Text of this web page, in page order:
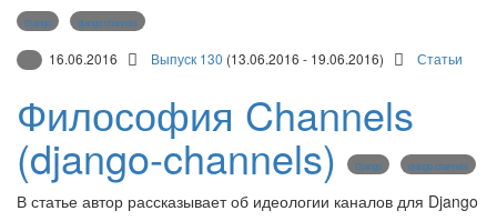
Django django channels
16.06.2016 Выпуск 130 (13.06.2016 - 19.06.2016) Статьи
Философия Channels
(django-channels) Django django channels
В статье автор рассказывает об идеологии каналов для Django